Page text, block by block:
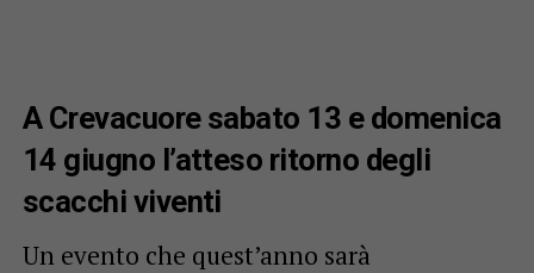
A Crevacuore sabato 13 e domenica
14 giugno l’atteso ritorno degli
scacchi viventi
Un evento che quest’anno sarà